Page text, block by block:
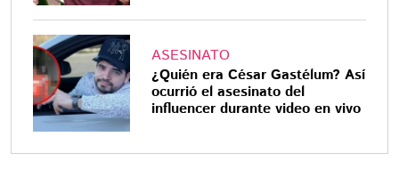
ASESINATO
¿Quién era César Gastélum? Así
ocurrió el asesinato del
influencer durante video en vivo